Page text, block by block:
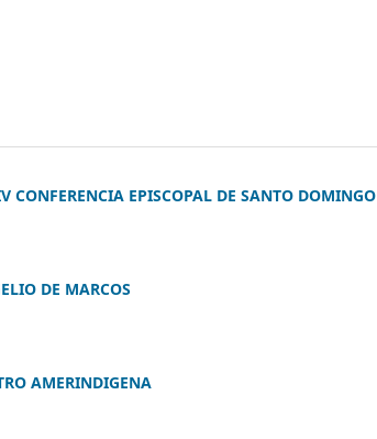
CONFERENCIA EPISCOPAL DE SANTO DOMINGO
DE MARCOS
AMERINDIGENA